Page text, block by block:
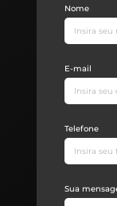
Nome
E-mail
Telefone
Sua